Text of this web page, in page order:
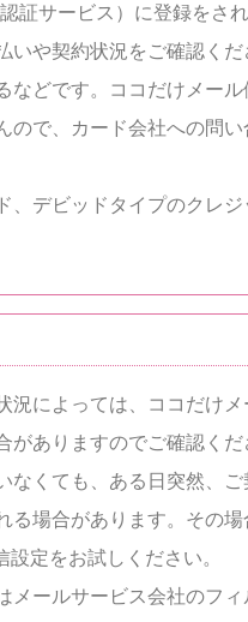
証サービス）に登録をさ
いや契約状況をご確認くだ
などです。ココだけメー
ので、カード会社への問
、デビッドタイプのクレジ
況によっては、ココだけ
ありますのでご確認くだ
なくても、ある日突然、
る場合があります。その
定をお試しください。
メールサービス会社のフ